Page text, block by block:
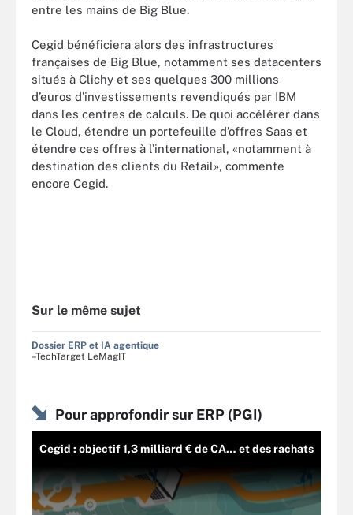
entre les mains de Big Blue.
Cegid bénéficiera alors des infrastructures
françaises de Big Blue, notamment ses datacenters
situés à Clichy et ses quelques 300 millions
d’euros d’investissements revendiqués par IBM
dans les centres de calculs. De quoi accélérer dans
le Cloud, étendre un portefeuille d’offres Saas et
étendre ces offres à l’international, «notamment à
destination des clients du Retail», commente
encore Cegid.
Sur le même sujet
Dossier ERP et IA agentique
–TechTarget LeMagIT
Pour approfondir sur ERP (PGI)
Cegid : objectif 1,3 milliard € de CA… et des rachats